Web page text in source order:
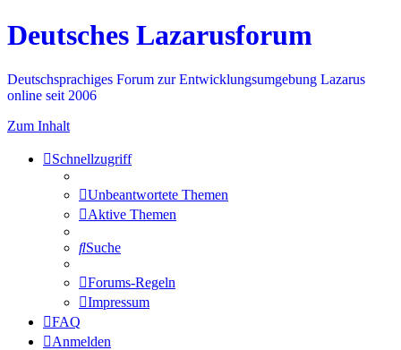
Deutsches Lazarusforum
Deutschsprachiges Forum zur Entwicklungsumgebung Lazarus
online seit 2006
Zum Inhalt
Schnellzugriff
Unbeantwortete Themen
Aktive Themen
Suche
Forums-Regeln
Impressum
FAQ
Anmelden